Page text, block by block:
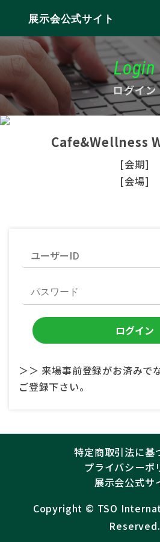
展示会公式サイト
Login
ログイン
Cafe&Wellness
[会期]
[会場]
＞＞ 来場事前登録がお済みで
ご登録下さい。
特定商取引法に基
プライバシーポ
展示会公式サ
Copyright ©︎ TSO
Reserved.